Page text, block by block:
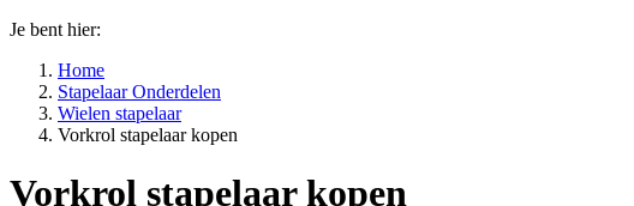
Je bent hier:
Home
Stapelaar Onderdelen
Wielen stapelaar
Vorkrol stapelaar kopen
Vorkrol stapelaar kopen